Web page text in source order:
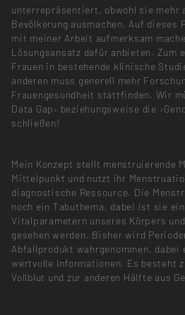
unterrepräsentiert, obwohl sie mehr
Bevölkerung ausmachen. Auf dieses
mit meiner Arbeit aufmerksam
Lösungsansatz dafür anbieten. Zum
Frauen in bestehende klinische
anderen muss generell mehr
Frauengesundheit stattfinden. Wir
Data Gap‹ beziehungsweise die
schließen!
Mein Konzept stellt menstruierende
Mittelpunkt und nutzt ihr
diagnostische Ressource. Die
noch ein Tabuthema, dabei ist sie
Vitalparametern unseres Körpers
gesehen werden. Bisher wird
Abfallprodukt wahrgenommen, dabei
wertvolle Informationen. Es besteht
Vollblut und zur anderen Hälfte aus